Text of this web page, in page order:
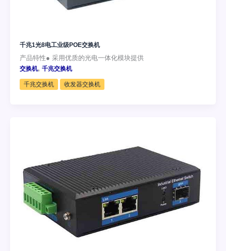
千兆1光8电工业级POE交换机
产品特性● 采用优质的光电一体化模块提供
交换机, 千兆交换机
千兆交换机 收发器交换机